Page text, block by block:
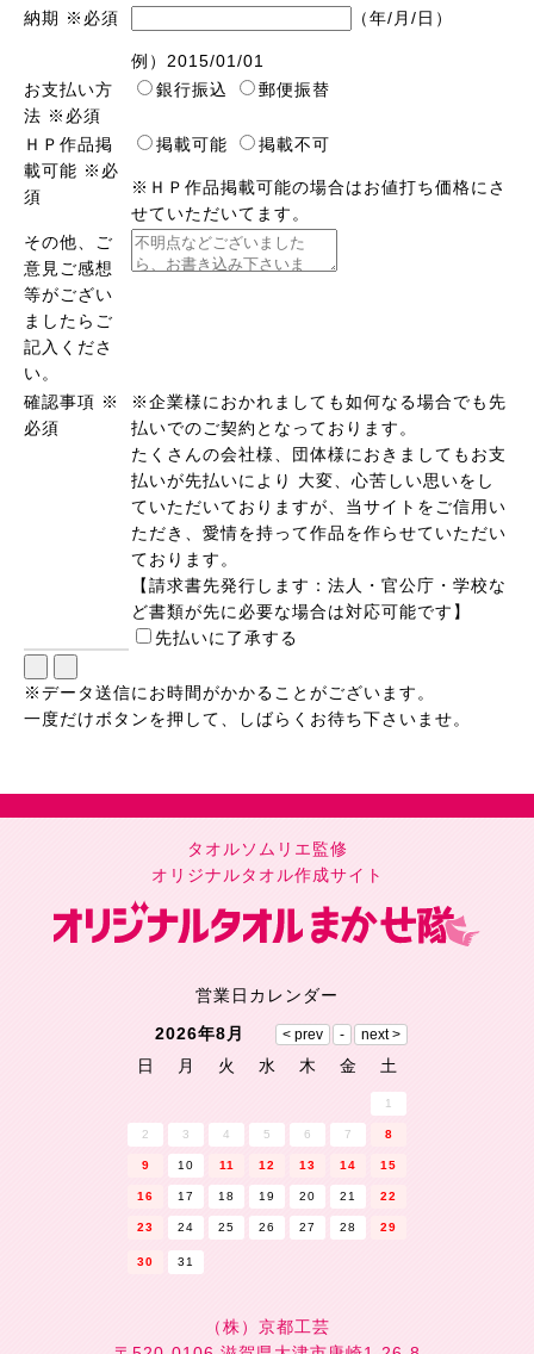
納期 ※必須 （年/月/日）
例）2015/01/01
お支払い方
法 ※必須
銀行振込 郵便振替
ＨＰ作品掲
載可能 ※必
須
掲載可能 掲載不可
※ＨＰ作品掲載可能の場合はお値打ち価格にさ
せていただいてます。
その他、ご
意見ご感想
等がござい
ましたらご
記入くださ
い。
確認事項 ※
必須
※企業様におかれましても如何なる場合でも先
払いでのご契約となっております。
たくさんの会社様、団体様におきましてもお支
払いが先払いにより 大変、心苦しい思いをし
ていただいておりますが、当サイトをご信用い
ただき、愛情を持って作品を作らせていただい
ております。
【請求書先発行します：法人・官公庁・学校な
ど書類が先に必要な場合は対応可能です】
先払いに了承する
※データ送信にお時間がかかることがございます。
一度だけボタンを押して、しばらくお待ち下さいませ。
タオルソムリエ監修
オリジナルタオル作成サイト
営業日カレンダー
2026年8月
日
月 火 水 木 金 土
1
2 3 4 5 6 7 8
9 10 11 12 13 14 15
16 17 18 19 20 21 22
23 24 25 26 27 28 29
30 31
（株）京都工芸